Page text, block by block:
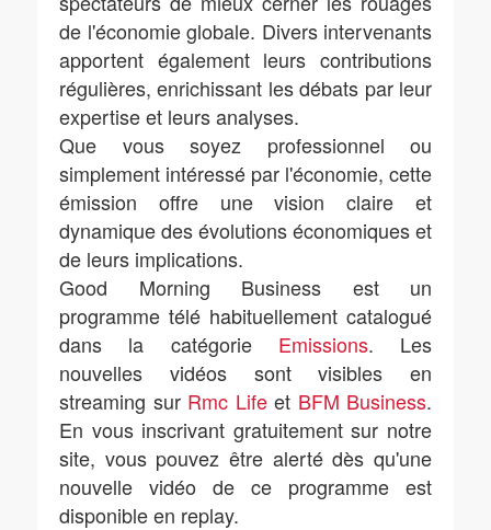
de l'économie globale. Divers intervenants
apportent également leurs contributions
régulières, enrichissant les débats par leur
expertise et leurs analyses.
Que vous soyez professionnel ou
simplement intéressé par l'économie, cette
émission offre une vision claire et
dynamique des évolutions économiques et
de leurs implications.
Good Morning Business est un
programme télé habituellement catalogué
dans la catégorie Emissions. Les
nouvelles vidéos sont visibles en
streaming sur Rmc Lifeet BFM Business.
En vous inscrivant gratuitement sur notre
site, vous pouvez être alerté dès qu'une
nouvelle vidéo de ce programme est
disponible en replay.